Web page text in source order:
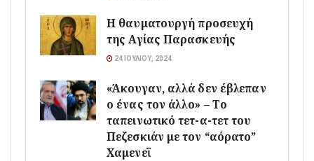
Η θαυματουργή προσευχή
της Αγίας Παρασκευής
24 ΙΟΥΛΊΟΥ, 2024
«Άκουγαν, αλλά δεν έβλεπαν
ο ένας τον άλλο» – Το
ταπεινωτικό τετ-α-τετ του
Πεζεσκιάν με τον “αόρατο”
Χαμενεΐ